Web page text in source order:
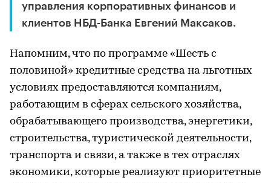
управления корпоративных финансов и
клиентов НБД-Банка Евгений Максаков.
Напомним, что по программе «Шесть с
половиной» кредитные средства на льготных
условиях предоставляются компаниям,
работающим в сферах сельского хозяйства,
обрабатывающего производства, энергетики,
строительства, туристической деятельности,
транспорта и связи, а также в тех отраслях
экономики, которые реализуют приоритетные